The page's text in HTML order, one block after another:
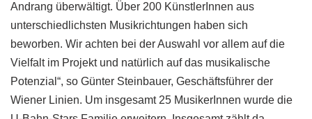
Andrang überwältigt. Über 200 KünstlerInnen aus
unterschiedlichsten Musikrichtungen haben sich
beworben. Wir achten bei der Auswahl vor allem auf die
Vielfalt im Projekt und natürlich auf das musikalische
Potenzial“, so Günter Steinbauer, Geschäftsführer der
Wiener Linien. Um insgesamt 25 MusikerInnen wurde die